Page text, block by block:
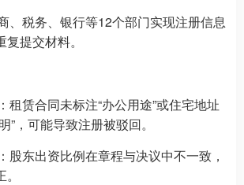
、税务、银行等12个部门实现注册信息
提交材料。
租赁合同未标注“办公用途”或住宅地址
”，可能导致注册被驳回。
股东出资比例在章程与决议中不一致，